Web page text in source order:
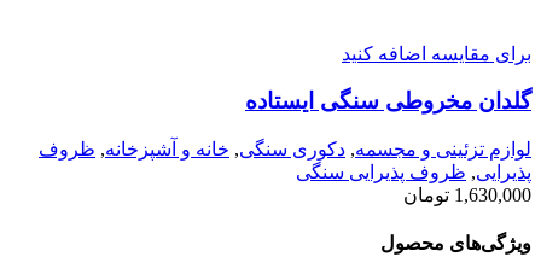
برای مقایسه اضافه کنید
گلدان مخروطی سنگی ایستاده
لوازم تزئینی و مجسمه, دکوری سنگی, خانه و آشپزخانه, ظروف
پذیرایی, ظروف پذیرایی سنگی
1,630,000 تومان
ویژگی‌های محصول